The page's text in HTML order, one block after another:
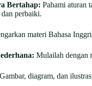
Bertahap: Pahami aturan
perbaiki.
materi Bahasa
Mulailah dengan
Gambar, diagram, dan